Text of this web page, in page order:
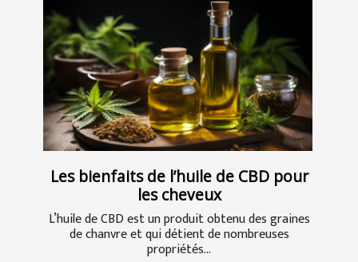
Les bienfaits de l’huile de CBD pour
les cheveux
L’huile de CBD est un produit obtenu des graines
de chanvre et qui détient de nombreuses
propriétés...